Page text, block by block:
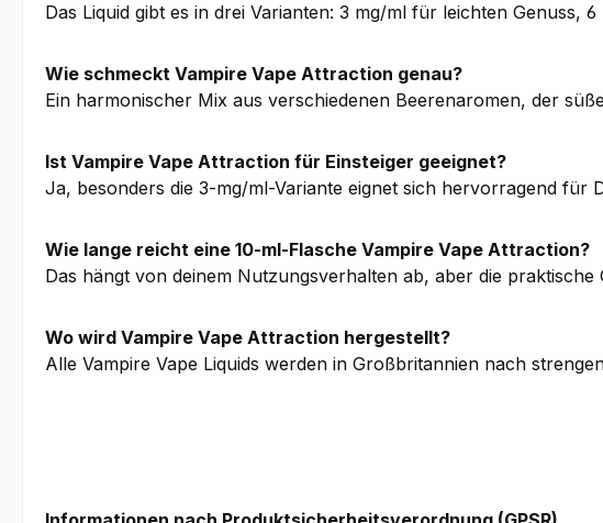
Das Liquid gibt es in drei Varianten: 3 mg/ml für leichten
Wie schmeckt Vampire Vape Attraction genau?
Ein harmonischer Mix aus verschiedenen Beerenaromen, der
Ist Vampire Vape Attraction für Einsteiger geeignet?
Ja, besonders die 3-mg/ml-Variante eignet sich hervorragend
Wie lange reicht eine 10-ml-Flasche Vampire Vape Attraction?
Das hängt von deinem Nutzungsverhalten ab, aber die
Wo wird Vampire Vape Attraction hergestellt?
Alle Vampire Vape Liquids werden in Großbritannien nach